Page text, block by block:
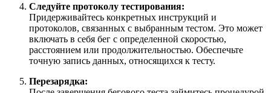
Следуйте протоколу тестирования:
Придерживайтесь конкретных инструкций и
протоколов, связанных с выбранным тестом. Это может
включать в себя бег с определенной скоростью,
расстоянием или продолжительностью. Обеспечьте
точную запись данных, относящихся к тесту.
Перезарядка: